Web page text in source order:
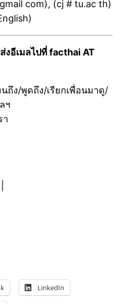
com), (cj # tu.ac th)
อีเมลไปที่ facthai AT
ถึง/พูดถึง/เรียกเพื่อนมาดู/
ฯ
า
LinkedIn